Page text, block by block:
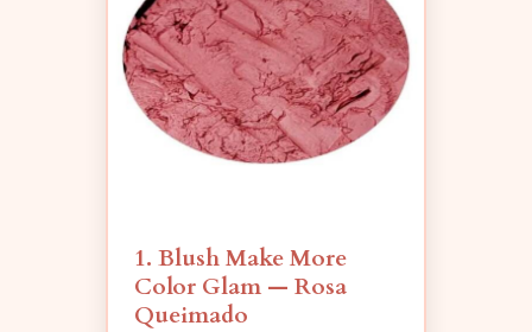
1. Blush Make More
Color Glam — Rosa
Queimado